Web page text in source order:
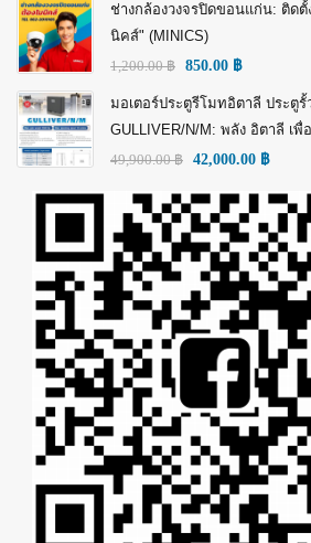
ช่างกล้องวงจรปิดขอนแก่น: ติด
นิคส์" (MINICS)
1,200.00฿ 850.00 ฿
มอเตอร์ประตูรีโมทอิตาลี ประตู
GULLIVER/N/M: พลัง อิตาลี เ
49,900.00฿ 42,000.00 ฿